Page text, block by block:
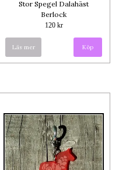
Stor Spegel Dalahäst
Berlock
120 kr
Läs mer Köp